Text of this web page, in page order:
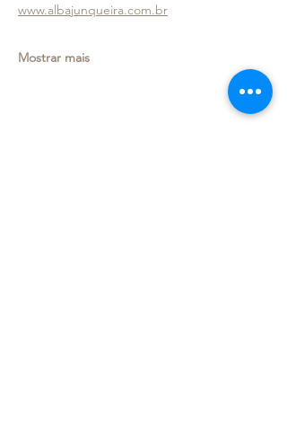
www.albajunqueira.com.br
Mostrar mais